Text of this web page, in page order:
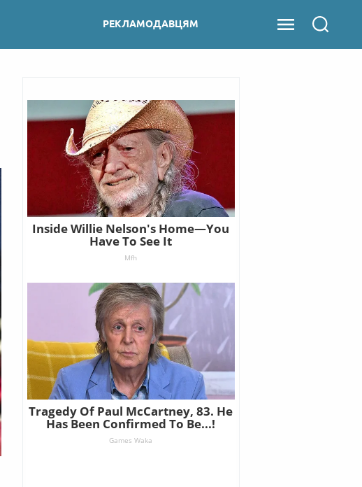
РЕКЛАМОДАВЦЯМ